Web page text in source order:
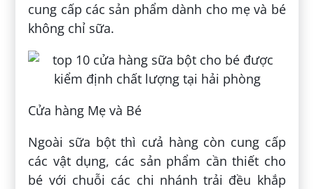
cung cấp các sản phẩm dành cho mẹ và bé
không chỉ sữa.
Cửa hàng Mẹ và Bé
Ngoài sữa bột thì cưả hàng còn cung cấp
các vật dụng, các sản phẩm cần thiết cho
bé với chuỗi các chi nhánh trải đều khắp